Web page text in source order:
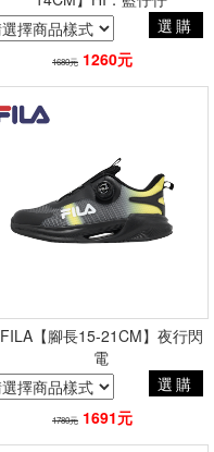
選購
1680元 1260元
FILA【腳長15-21CM】夜行閃
電
選購
1780元 1691元